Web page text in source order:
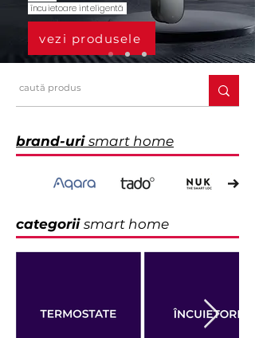
încuietoare inteligentă
vezi produsele
brand-uri smart home
categorii smart home